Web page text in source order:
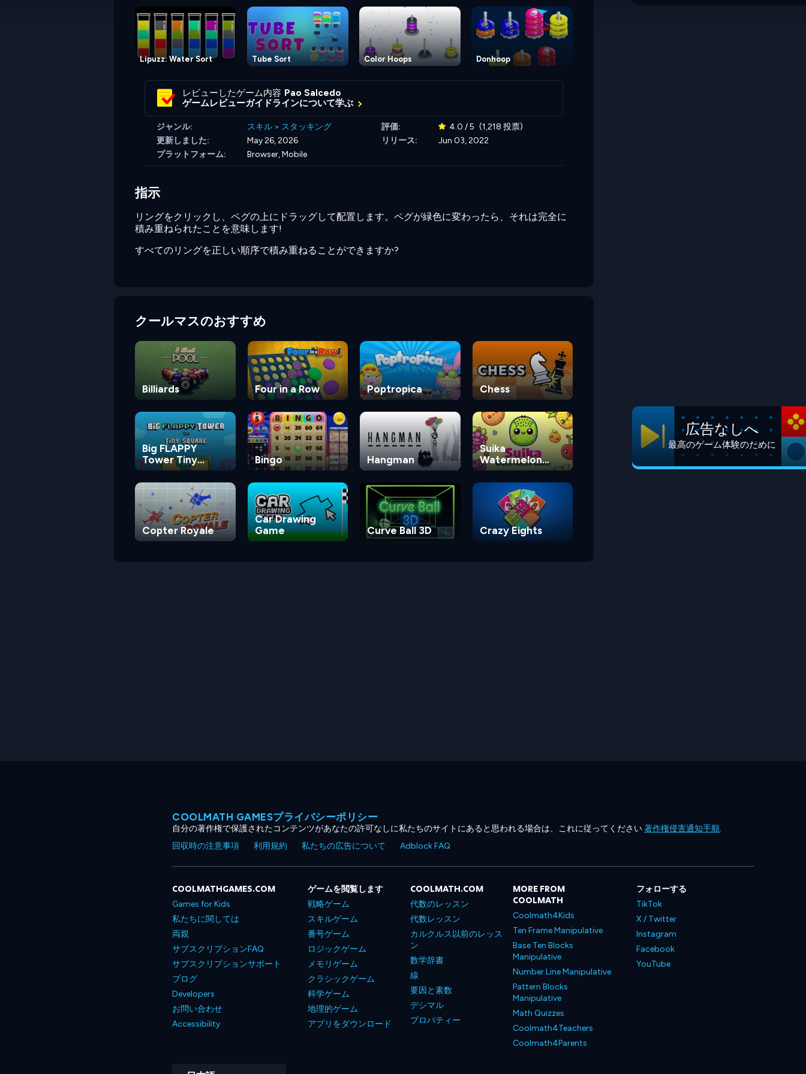
Lipuzz: Water Sort Tube Sort Color Hoops Donhoop
レビューしたゲーム内容 Pao Salcedo
ゲームレビューガイドラインについて学ぶ
ジャンル: スキル > スタッキング 評価: 4.0 / 5 (1,218 投票)
更新しました:
May 26, 2026 リリース:
Jun 03, 2022
プラットフォーム:
Browser, Mobile
指示
リングをクリックし、ペグの上にドラッグして配置します。ペグが緑色に変わったら、それは完全に
積み重ねられたことを意味します!
すべてのリングを正しい順序で積み重ねることができますか?
クールマスのおすすめ
Billiards Four in a Row Poptropica Chess
Big FLAPPY
Tower Tiny
Square
Bingo Hangman
Suika
Watermelon
Game
Copter Royale
Car Drawing
Game
Curve Ball 3D Crazy Eights
広告なしへ
最高のゲーム体験のために
COOLMATH GAMESプライバシーポリシー
自分の著作権で保護されたコンテンツがあなたの許可なしに私たちのサイトにあると思われる場合は、これに従ってください著作権侵害通知手順.
回収時の注意事項
利用規約 私たちの広告について Adblock FAQ
COOLMATHGAMES.COM
Games for Kids
私たちに関しては
両親
サブスクリプションFAQ
サブスクリプションサポート
ブログ
Developers
お問い合わせ
Accessibility
ゲームを閲覧します
戦略ゲーム
スキルゲーム
番号ゲーム
ロジックゲーム
メモリゲーム
クラシックゲーム
科学ゲーム
地理的ゲーム
アプリをダウンロード
COOLMATH.COM
代数のレッスン
代数レッスン
カルクルス以前のレッス
ン
数学辞書
線
要因と素数
デシマル
プロパティー
MORE FROM
COOLMATH
Coolmath4Kids
Ten Frame Manipulative
Base Ten Blocks
Manipulative
Number Line Manipulative
Pattern Blocks
Manipulative
Math Quizzes
Coolmath4Teachers
Coolmath4Parents
フォローする
TikTok
X / Twitter
Instagram
Facebook
YouTube